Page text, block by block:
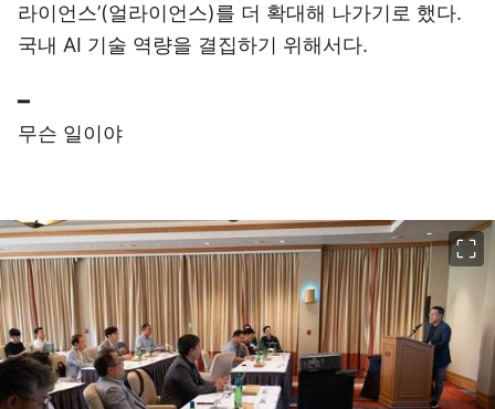
라이언스’(얼라이언스)를 더 확대해 나가기로 했다.
국내 AI 기술 역량을 결집하기 위해서다.
━
무슨 일이야